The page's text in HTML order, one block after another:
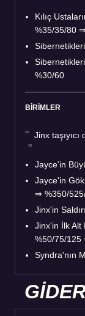
Kılıç
%35/35/80
%30/60
BİRİMLER
Jinx
Jayce'in
Jayce'in
⇒ %350/
Jinx'in
Jinx'in İlk Alt
%50/75/
Syndra'nın